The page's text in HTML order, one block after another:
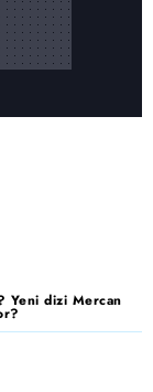
Yeni dizi Mercan